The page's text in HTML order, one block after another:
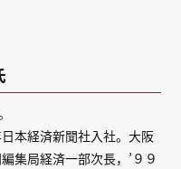
本経済新聞社入社。大阪
集局経済一部次長，’９９